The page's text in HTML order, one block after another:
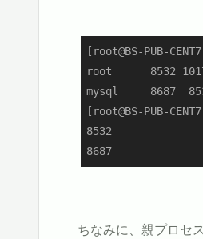
[root@BS-PUB-
root      8532
mysql     8687
[root@BS-PUB-
8532
8687
ちなみに、親プロセ